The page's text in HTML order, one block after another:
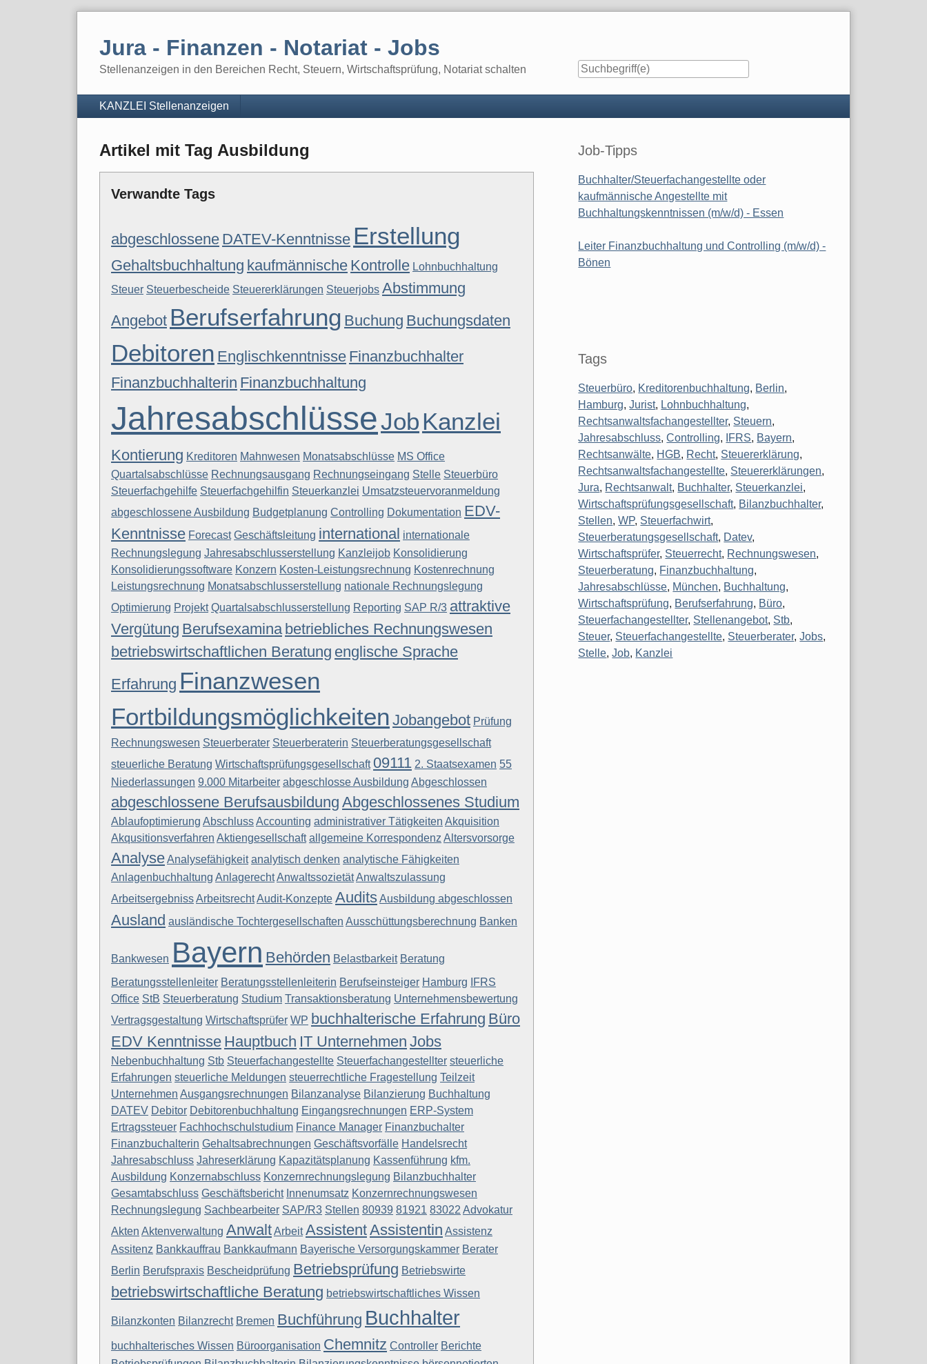
Jura - Finanzen - Notariat - Jobs
Stellenanzeigen in den Bereichen Recht, Steuern, Wirtschaftsprüfung, Notariat schalten
Navigation
KANZLEI Stellenanzeigen
Artikel mit Tag Ausbildung
Verwandte Tags
abgeschlossene DATEV-Kenntnisse Erstellung
Gehaltsbuchhaltung kaufmännische Kontrolle Lohnbuchhaltung
Steuer Steuerbescheide Steuererklärungen Steuerjobs Abstimmung
Angebot Berufserfahrung Buchung Buchungsdaten
Debitoren Englischkenntnisse Finanzbuchhalter
Finanzbuchhalterin Finanzbuchhaltung
JahresabschlüsseJob Kanzlei
Kontierung Kreditoren Mahnwesen Monatsabschlüsse MS Office
Quartalsabschlüsse Rechnungsausgang Rechnungseingang Stelle Steuerbüro
Steuerfachgehilfe Steuerfachgehilfin Steuerkanzlei Umsatzsteuervoranmeldung
abgeschlossene Ausbildung Budgetplanung Controlling Dokumentation EDV-
Kenntnisse Forecast Geschäftsleitung international internationale
Rechnungslegung Jahresabschlusserstellung Kanzleijob Konsolidierung
Konsolidierungssoftware Konzern Kosten-Leistungsrechnung Kostenrechnung
Leistungsrechnung Monatsabschlusserstellung nationale Rechnungslegung
Optimierung Projekt Quartalsabschlusserstellung Reporting SAP R/3 attraktive
Vergütung Berufsexamina betriebliches Rechnungswesen
betriebswirtschaftlichen Beratung englische Sprache
Erfahrung Finanzwesen
Fortbildungsmöglichkeiten Jobangebot Prüfung
Rechnungswesen Steuerberater Steuerberaterin Steuerberatungsgesellschaft
steuerliche Beratung Wirtschaftsprüfungsgesellschaft 09111 2. Staatsexamen 55
Niederlassungen 9.000 Mitarbeiter abgeschlosse Ausbildung Abgeschlossen
abgeschlossene Berufsausbildung Abgeschlossenes Studium
Ablaufoptimierung AbschlussAccounting administrativer Tätigkeiten Akquisition
Akqusitionsverfahren Aktiengesellschaft allgemeine Korrespondenz Altersvorsorge
AnalyseAnalysefähigkeit analytisch denken analytische Fähigkeiten
Anlagenbuchhaltung AnlagerechtAnwaltssozietätAnwaltszulassung
ArbeitsergebnissArbeitsrechtAudit-Konzepte AuditsAusbildung abgeschlossen
Ausland ausländische Tochtergesellschaften Ausschüttungsberechnung Banken
Bankwesen Bayern Behörden Belastbarkeit Beratung
Beratungsstellenleiter Beratungsstellenleiterin Berufseinsteiger Hamburg
IFRS
Office StB Steuerberatung Studium Transaktionsberatung Unternehmensbewertung
Vertragsgestaltung Wirtschaftsprüfer WP buchhalterische Erfahrung Büro
EDV Kenntnisse Hauptbuch IT Unternehmen Jobs
Nebenbuchhaltung Stb Steuerfachangestellte Steuerfachangestellter steuerliche
Erfahrungen steuerliche Meldungen steuerrechtliche Fragestellung Teilzeit
Unternehmen Ausgangsrechnungen Bilanzanalyse Bilanzierung Buchhaltung
DATEV Debitor Debitorenbuchhaltung Eingangsrechnungen ERP-System
Ertragssteuer Fachhochschulstudium Finance Manager Finanzbuchalter
Finanzbuchalterin Gehaltsabrechnungen Geschäftsvorfälle Handelsrecht
Jahresabschluss Jahreserklärung Kapazitätsplanung Kassenführung kfm.
Ausbildung Konzernabschluss Konzernrechnungslegung Bilanzbuchhalter
Gesamtabschluss Geschäftsbericht Innenumsatz Konzernrechnungswesen
Rechnungslegung Sachbearbeiter SAP/R3 Stellen 80939 81921 83022 Advokatur
Akten Aktenverwaltung AnwaltArbeit AssistentAssistentin Assistenz
Assitenz Bankkauffrau Bankkaufmann Bayerische Versorgungskammer Berater
Berlin Berufspraxis Bescheidprüfung Betriebsprüfung Betriebswirte
betriebswirtschaftliche Beratung betriebswirtschaftliches Wissen
Bilanzkonten Bilanzrecht Bremen Buchführung Buchhalter
buchhalterisches Wissen Büroorganisation Chemnitz Controller Berichte
Seitenleiste
Job-Tipps
Buchhalter/Steuerfachangestellte oder
kaufmännische Angestellte mit
Buchhaltungskenntnissen (m/w/d) - Essen
Leiter Finanzbuchhaltung und Controlling (m/w/d) -
Bönen
Tags
Steuerbüro, Kreditorenbuchhaltung, Berlin,
Hamburg,Jurist, Lohnbuchhaltung,
Rechtsanwaltsfachangestellter, Steuern,
Jahresabschluss,Controlling, IFRS, Bayern,
Rechtsanwälte, HGB, Recht, Steuererklärung,
Rechtsanwaltsfachangestellte, Steuererklärungen,
Jura, Rechtsanwalt, Buchhalter, Steuerkanzlei,
Wirtschaftsprüfungsgesellschaft, Bilanzbuchhalter,
Stellen,WP, Steuerfachwirt,
Steuerberatungsgesellschaft, Datev,
Wirtschaftsprüfer, Steuerrecht, Rechnungswesen,
Steuerberatung, Finanzbuchhaltung,
Jahresabschlüsse, München, Buchhaltung,
Wirtschaftsprüfung, Berufserfahrung, Büro,
Steuerfachangestellter, Stellenangebot, Stb,
Steuer, Steuerfachangestellte, Steuerberater,Jobs,
Stelle,Job, Kanzlei